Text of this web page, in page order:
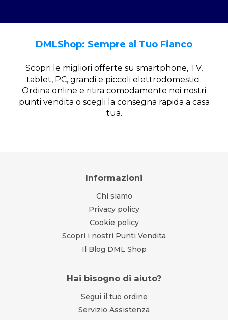
DMLShop: Sempre al Tuo Fianco
Scopri le migliori offerte su smartphone, TV,
tablet, PC, grandi e piccoli elettrodomestici.
Ordina online e ritira comodamente nei nostri
punti vendita o scegli la consegna rapida a casa
tua.
Informazioni
Chi siamo
Privacy policy
Cookie policy
Scopri i nostri Punti Vendita
Il Blog DML Shop
Hai bisogno di aiuto?
Segui il tuo ordine
Servizio Assistenza